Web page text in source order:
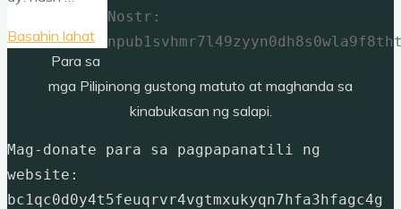
Basahin lahat"Merkle
Tree"
Nostr:
Para sa
mga Pilipinong gustong matuto at maghanda sa
kinabukasan ng salapi.
Mag-donate para sa pagpapanatili ng
website:
bc1qc0d0y4t5feuqrvr4vgtmxukyqn7hfa3hfagc4g